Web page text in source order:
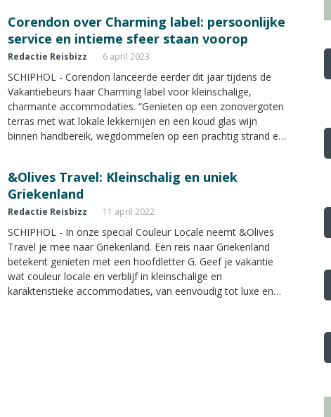
Corendon over Charming label: persoonlijke
service en intieme sfeer staan voorop
Redactie Reisbizz 6 april 2023
SCHIPHOL - Corendon lanceerde eerder dit jaar tijdens de
Vakantiebeurs haar Charming label voor kleinschalige,
charmante accommodaties. “Genieten op een zonovergoten
terras met wat lokale lekkernijen en een koud glas wijn
binnen handbereik, wegdommelen op een prachtig strand en
Magazine een aantal van haar Charming hotels uit die
volgens hen goed in dit aanbod passen.
&Olives Travel: Kleinschalig en uniek
Griekenland
Redactie Reisbizz 11 april 2022
SCHIPHOL - In onze special Couleur Locale neemt &Olives
Travel je mee naar Griekenland. Een reis naar Griekenland
betekent genieten met een hoofdletter G. Geef je vakantie
wat couleur locale en verblijf in kleinschalige en
karakteristieke accommodaties, van eenvoudig tot luxe en